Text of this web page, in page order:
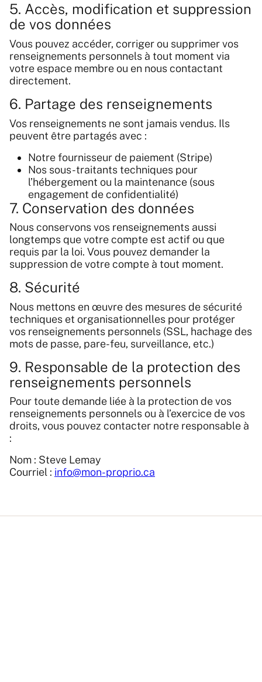
5. Accès, modification et suppression
de vos données
Vous pouvez accéder, corriger ou supprimer vos
renseignements personnels à tout moment via
votre espace membre ou en nous contactant
directement.
6. Partage des renseignements
Vos renseignements ne sont jamais vendus. Ils
peuvent être partagés avec :
Notre fournisseur de paiement (Stripe)
Nos sous-traitants techniques pour
l’hébergement ou la maintenance (sous
engagement de confidentialité)
7. Conservation des données
Nous conservons vos renseignements aussi
longtemps que votre compte est actif ou que
requis par la loi. Vous pouvez demander la
suppression de votre compte à tout moment.
8. Sécurité
Nous mettons en œuvre des mesures de sécurité
techniques et organisationnelles pour protéger
vos renseignements personnels (SSL, hachage des
mots de passe, pare-feu, surveillance, etc.)
9. Responsable de la protection des
renseignements personnels
Pour toute demande liée à la protection de vos
renseignements personnels ou à l’exercice de vos
droits, vous pouvez contacter notre responsable à
:
Nom : Steve Lemay
Courriel : info@mon-proprio.ca